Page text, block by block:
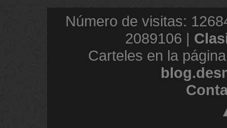
Número de visitas:
2089106 |
Carteles en la